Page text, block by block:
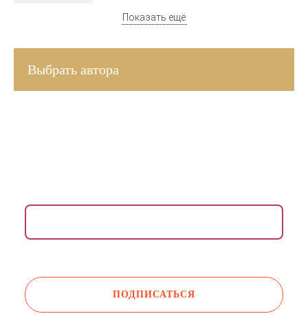
Показать ещё
Выбрать автора